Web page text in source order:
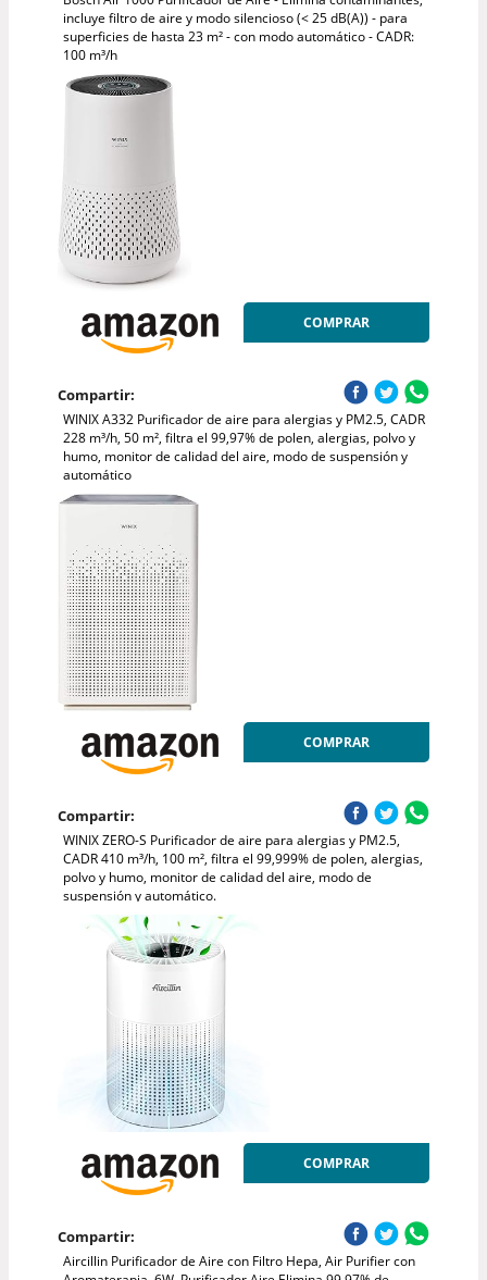
incluye filtro de aire y modo silencioso (< 25 dB(A)) - para
superficies de hasta 23 m² - con modo automático - CADR:
100 m³/h
COMPRAR
Compartir:
WINIX A332 Purificador de aire para alergias y PM2.5, CADR
228 m³/h, 50 m², filtra el 99,97% de polen, alergias, polvo y
humo, monitor de calidad del aire, modo de suspensión y
automático
COMPRAR
Compartir:
WINIX ZERO-S Purificador de aire para alergias y PM2.5,
CADR 410 m³/h, 100 m², filtra el 99,999% de polen, alergias,
polvo y humo, monitor de calidad del aire, modo de
suspensión y automático.
COMPRAR
Compartir:
Aircillin Purificador de Aire con Filtro Hepa, Air Purifier con